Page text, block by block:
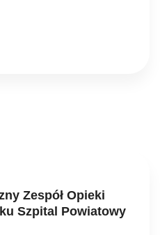
Zespół Opieki
Szpital Powiatowy